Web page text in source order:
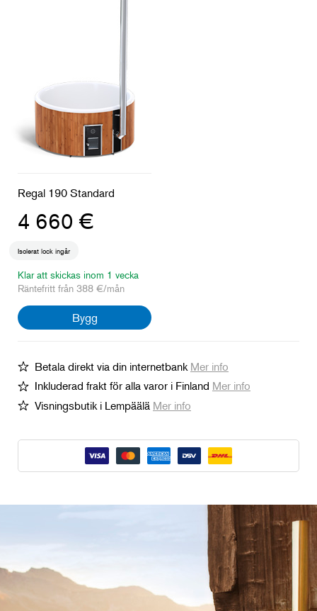
Regal 190 Standard
4 660 €
Isolerat lock ingår
Klar att skickas inom 1 vecka
Räntefritt från 388 €/mån
Bygg
Betala direkt via din internetbank Mer info
Inkluderad frakt för alla varor i Finland Mer info
Visningsbutik i Lempäälä Mer info